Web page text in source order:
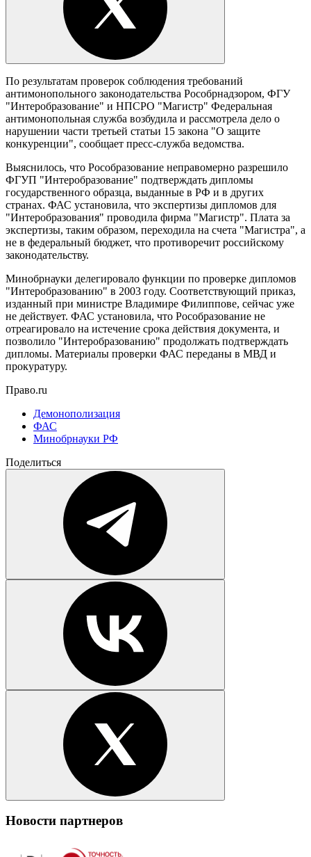
По результатам проверок соблюдения требований
антимонопольного законодательства Рособрнадзором, ФГУ
"Интеробразование" и НПСРО "Магистр" Федеральная
антимонопольная служба возбудила и рассмотрела дело о
нарушении части третьей статьи 15 закона "О защите
конкуренции", сообщает пресс-служба ведомства.
Выяснилось, что Рособразование неправомерно разрешило
ФГУП "Интеробразование" подтверждать дипломы
государственного образца, выданные в РФ и в других
странах. ФАС установила, что экспертизы дипломов для
"Интеробразования" проводила фирма "Магистр". Плата за
экспертизы, таким образом, переходила на счета "Магистра", а
не в федеральный бюджет, что противоречит российскому
законодательству.
Минобрнауки делегировало функции по проверке дипломов
"Интеробразованию" в 2003 году. Соответствующий приказ,
изданный при министре Владимире Филиппове, сейчас уже
не действует. ФАС установила, что Рособразование не
отреагировало на истечение срока действия документа, и
позволило "Интеробразованию" продолжать подтверждать
дипломы. Материалы проверки ФАС переданы в МВД и
прокуратуру.
Право.ru
Демонополизация
ФАС
Минобрнауки РФ
Поделиться
Новости партнеров